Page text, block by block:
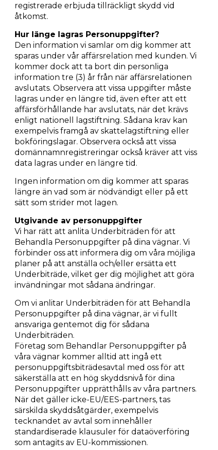
registrerade erbjuda tillräckligt skydd vid
åtkomst.
Hur länge lagras Personuppgifter?
Den information vi samlar om dig kommer att
sparas under vår affärsrelation med kunden. Vi
kommer dock att ta bort din personliga
information tre (3) år från när affärsrelationen
avslutats. Observera att vissa uppgifter måste
lagras under en längre tid, även efter att ett
affärsförhållande har avslutats, när det krävs
enligt nationell lagstiftning. Sådana krav kan
exempelvis framgå av skattelagstiftning eller
bokföringslagar. Observera också att vissa
domännamnregistreringar också kräver att viss
data lagras under en längre tid.
Ingen information om dig kommer att sparas
längre än vad som är nödvändigt eller på ett
sätt som strider mot lagen.
Utgivande av personuppgifter
Vi har rätt att anlita Underbiträden för att
Behandla Personuppgifter på dina vägnar. Vi
förbinder oss att informera dig om våra möjliga
planer på att anställa och/eller ersätta ett
Underbiträde, vilket ger dig möjlighet att göra
invändningar mot sådana ändringar.
Om vi anlitar Underbiträden för att Behandla
Personuppgifter på dina vägnar, är vi fullt
ansvariga gentemot dig för sådana
Underbiträden.
Företag som Behandlar Personuppgifter på
våra vägnar kommer alltid att ingå ett
personuppgiftsbiträdesavtal med oss för att
säkerställa att en hög skyddsnivå för dina
Personuppgifter upprätthålls av våra partners.
När det gäller icke-EU/EES-partners, tas
särskilda skyddsåtgärder, exempelvis
tecknandet av avtal som innehåller
standardiserade klausuler för dataöverföring
som antagits av EU-kommissionen.